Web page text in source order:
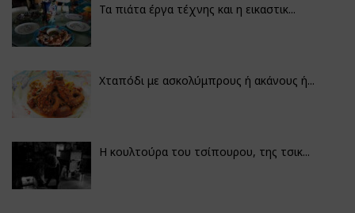
Τα πιάτα έργα τέχνης και η εικαστικ...
Χταπόδι με ασκολύμπρους ή ακάνους ή...
Η κουλτούρα του τσίπουρου, της τσικ...